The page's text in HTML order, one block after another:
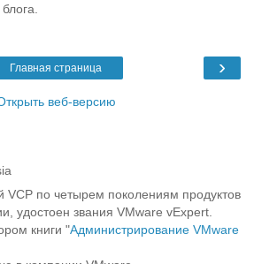
›
Главная страница
веб-версию
VCP по четырем поколениям продуктов
удостоен звания VMware vExpert.
книги "Администрирование VMware